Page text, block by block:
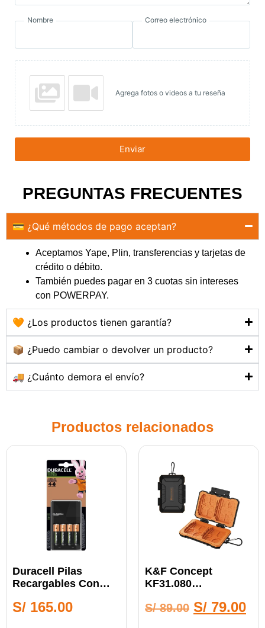
Nombre Correo electrónico
Agrega fotos o videos a tu reseña
Enviar
PREGUNTAS FRECUENTES
💳 ¿Qué métodos de pago aceptan?
Aceptamos Yape, Plin, transferencias y tarjetas de
crédito o débito.
También puedes pagar en 3 cuotas sin intereses
con POWERPAY.
🧡 ¿Los productos tienen garantía?
📦 ¿Puedo cambiar o devolver un producto?
🚚 ¿Cuánto demora el envío?
Productos relacionados
Duracell Pilas
Recargables Con
S/ 165.00
K&F Concept
KF31.080
Ranuras
S/89.00 S/ 79.00